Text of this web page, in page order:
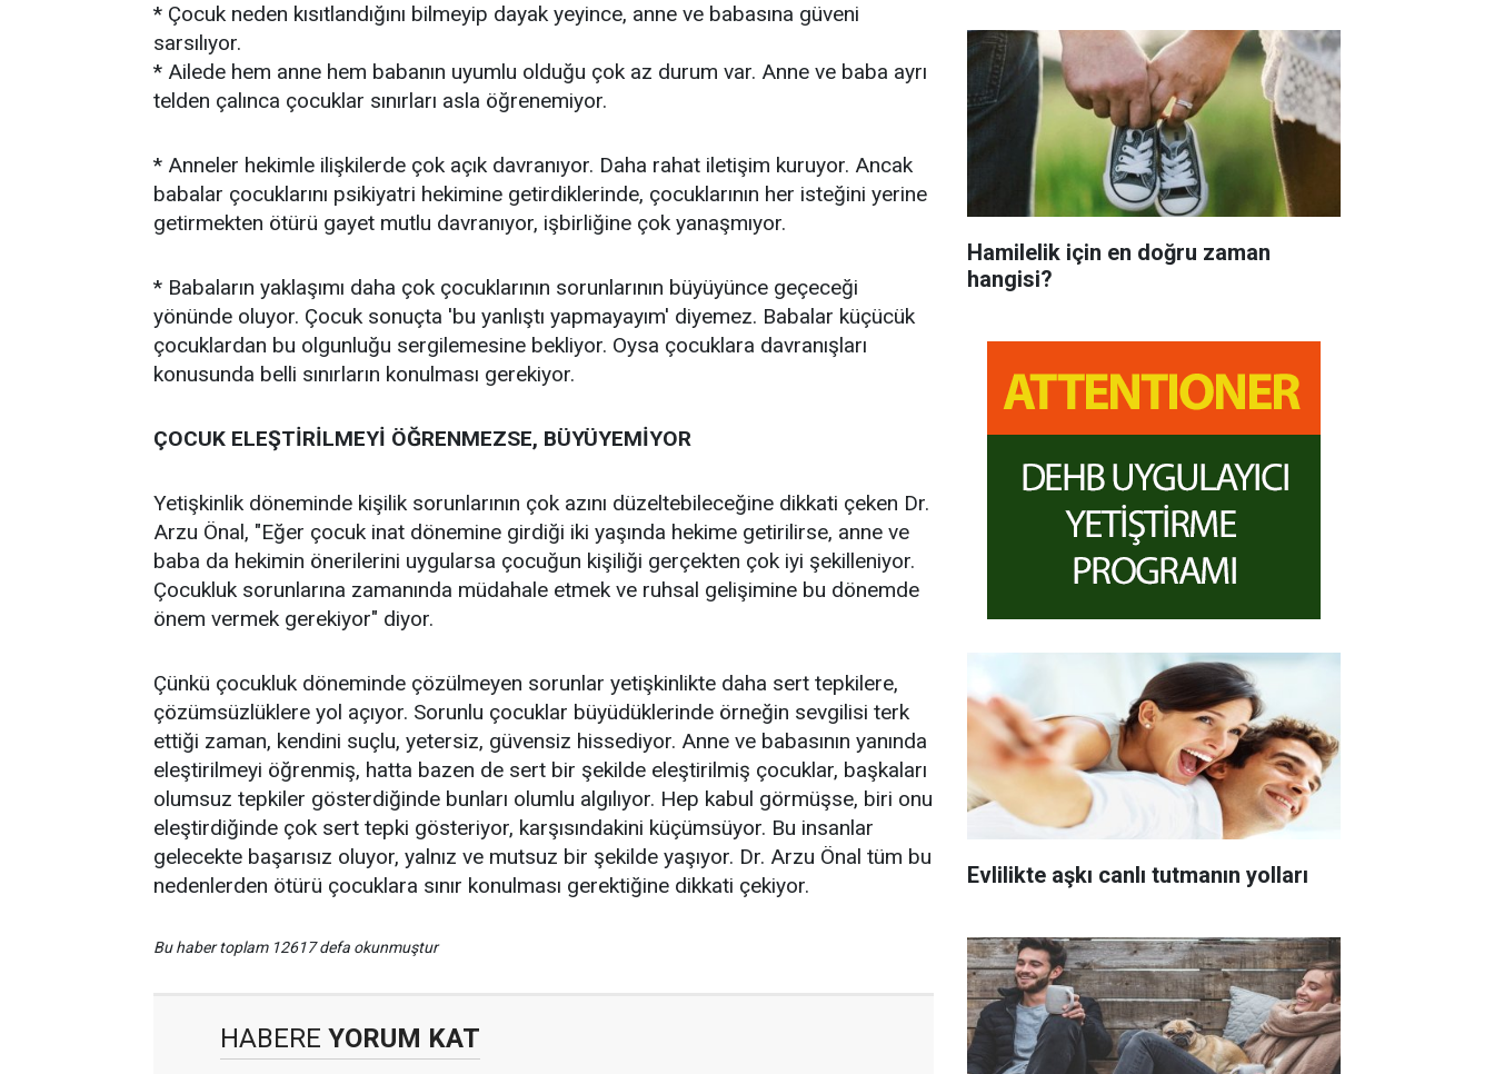
* Çocuk neden kısıtlandığını bilmeyip dayak yeyince, anne ve babasına güveni
sarsılıyor.
* Ailede hem anne hem babanın uyumlu olduğu çok az durum var. Anne ve baba ayrı
telden çalınca çocuklar sınırları asla öğrenemiyor.
* Anneler hekimle ilişkilerde çok açık davranıyor. Daha rahat iletişim kuruyor. Ancak
babalar çocuklarını psikiyatri hekimine getirdiklerinde, çocuklarının her isteğini yerine
getirmekten ötürü gayet mutlu davranıyor, işbirliğine çok yanaşmıyor.
* Babaların yaklaşımı daha çok çocuklarının sorunlarının büyüyünce geçeceği
yönünde oluyor. Çocuk sonuçta 'bu yanlıştı yapmayayım' diyemez. Babalar küçücük
çocuklardan bu olgunluğu sergilemesine bekliyor. Oysa çocuklara davranışları
konusunda belli sınırların konulması gerekiyor.
ÇOCUK ELEŞTİRİLMEYİ ÖĞRENMEZSE, BÜYÜYEMİYOR
Yetişkinlik döneminde kişilik sorunlarının çok azını düzeltebileceğine dikkati çeken Dr.
Arzu Önal, "Eğer çocuk inat dönemine girdiği iki yaşında hekime getirilirse, anne ve
baba da hekimin önerilerini uygularsa çocuğun kişiliği gerçekten çok iyi şekilleniyor.
Çocukluk sorunlarına zamanında müdahale etmek ve ruhsal gelişimine bu dönemde
önem vermek gerekiyor" diyor.
Çünkü çocukluk döneminde çözülmeyen sorunlar yetişkinlikte daha sert tepkilere,
çözümsüzlüklere yol açıyor. Sorunlu çocuklar büyüdüklerinde örneğin sevgilisi terk
ettiği zaman, kendini suçlu, yetersiz, güvensiz hissediyor. Anne ve babasının yanında
eleştirilmeyi öğrenmiş, hatta bazen de sert bir şekilde eleştirilmiş çocuklar, başkaları
olumsuz tepkiler gösterdiğinde bunları olumlu algılıyor. Hep kabul görmüşse, biri onu
eleştirdiğinde çok sert tepki gösteriyor, karşısındakini küçümsüyor. Bu insanlar
gelecekte başarısız oluyor, yalnız ve mutsuz bir şekilde yaşıyor. Dr. Arzu Önal tüm bu
nedenlerden ötürü çocuklara sınır konulması gerektiğine dikkati çekiyor.
Bu haber toplam 12617 defa okunmuştur
HABERE YORUM KAT
Hamilelik için en doğru zaman
hangisi?
Evlilikte aşkı canlı tutmanın yolları